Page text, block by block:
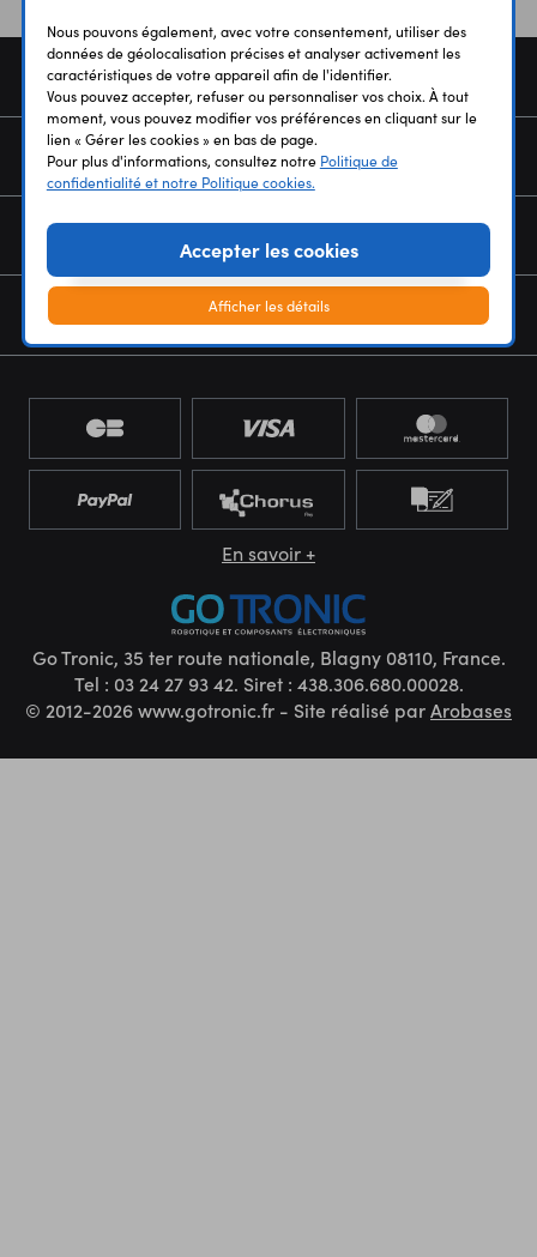
COMMANDE
SERVICES
NEWSLETTER
En savoir +
Go Tronic, 35 ter route nationale, Blagny 08110, France.
Tel : 03 24 27 93 42. Siret : 438.306.680.00028.
© 2012-2026 www.gotronic.fr - Site réalisé parArobases
Nous pouvons également, avec votre consentement, utiliser des
données de géolocalisation précises et analyser activement les
caractéristiques de votre appareil afin de l'identifier.
Vous pouvez accepter, refuser ou personnaliser vos choix. À tout
moment, vous pouvez modifier vos préférences en cliquant sur le
lien « Gérer les cookies » en bas de page.
Pour plus d'informations, consultez notre Politique de
confidentialité et notre Politique cookies.
Accepter les cookies
Afficher les détails